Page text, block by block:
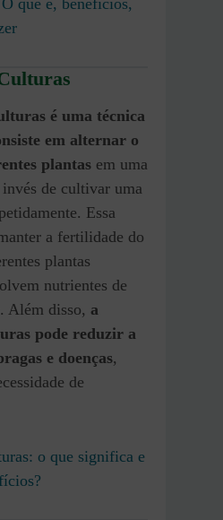
é uma técnica
em alternar o
plantas em uma
invés de cultivar uma
Essa
a fertilidade do
plantas
nutrientes de
Além disso, a
pode reduzir a
e doenças,
de
o que significa e